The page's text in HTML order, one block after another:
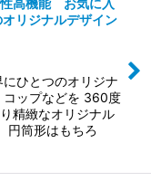
高機能 お気に入
リジナルデザイン
ひとつのオリジナ
コップなどを 360度
精緻なオリジナル
円筒形はもちろ